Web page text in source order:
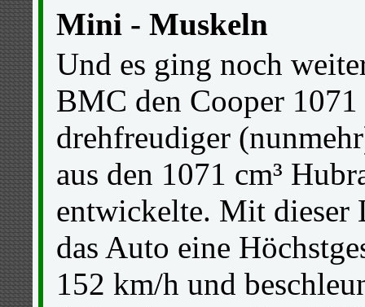
Mini - Muskeln
Und es ging noch
BMC den Cooper 1071
drehfreudiger
aus den 1071 cm³
entwickelte. Mit dieser
das Auto eine
152 km/h und